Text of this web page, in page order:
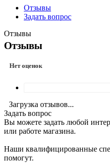
Отзывы
Задать вопрос
Отзывы
Отзывы
Нет оценок
Загрузка отзывов...
Задать вопрос
Вы можете задать любой
или работе магазина.
Наши квалифицированные
помогут.